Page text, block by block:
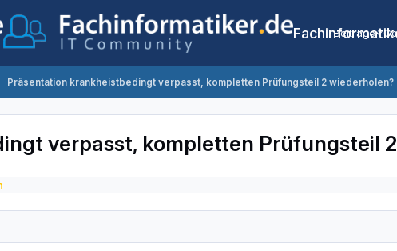
Beiträge
Präsentation krankheistbedingt verpasst, kompletten Prüfungsteil 2 wiederholen?
verpasst, kompletten Prüfungsteil